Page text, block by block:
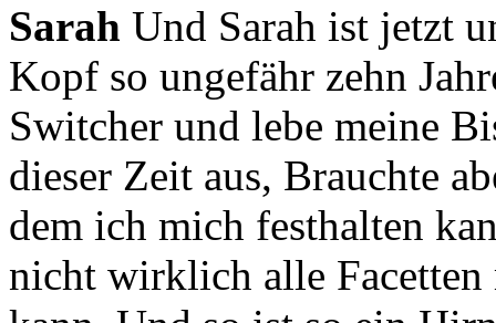
Sarah Und Sarah ist jetzt
Kopf so ungefähr zehn
Switcher und lebe meine
dieser Zeit aus, Brauchte
dem ich mich festhalten
nicht wirklich alle Facetten